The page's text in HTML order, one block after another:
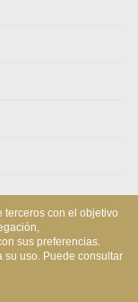
reservados
terceros con el objetivo
sus preferencias.
su uso. Puede consultar